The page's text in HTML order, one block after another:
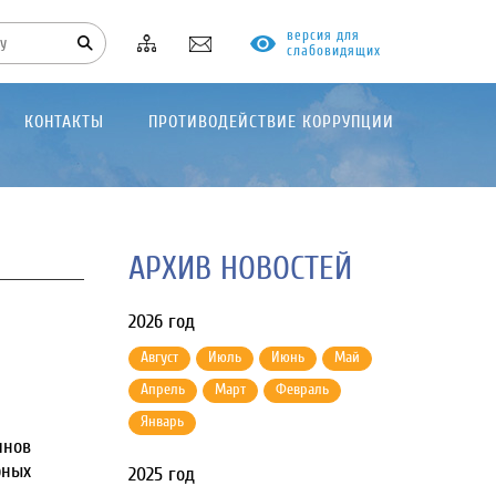
версия для
слабовидящих
КОНТАКТЫ ПРОТИВОДЕЙСТВИЕ КОРРУПЦИИ
АРХИВ НОВОСТЕЙ
2026 год
Август Июль Июнь
Май
Апрель
Март
Февраль
Январь
2025 год